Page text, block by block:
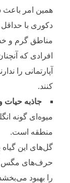
همین امر باعث
دکوری با حداقل
مناطق گرم و
افرادی که
آپارتمانی را
کنند.
جاذبه
میو‌ه‌ای گونه
منطقه است.
گل‌های این گیاه
حرف‌های
را بهبود